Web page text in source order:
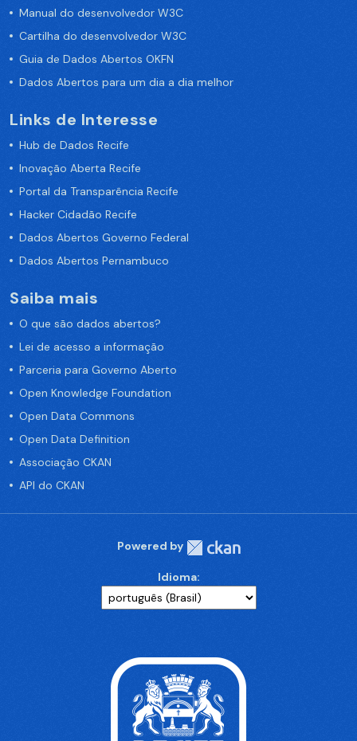
Manual do desenvolvedor W3C
Cartilha do desenvolvedor W3C
Guia de Dados Abertos OKFN
Dados Abertos para um dia a dia melhor
Links de Interesse
Hub de Dados Recife
Inovação Aberta Recife
Portal da Transparência Recife
Hacker Cidadão Recife
Dados Abertos Governo Federal
Dados Abertos Pernambuco
Saiba mais
O que são dados abertos?
Lei de acesso a informação
Parceria para Governo Aberto
Open Knowledge Foundation
Open Data Commons
Open Data Definition
Associação CKAN
API do CKAN
Powered by
Idioma